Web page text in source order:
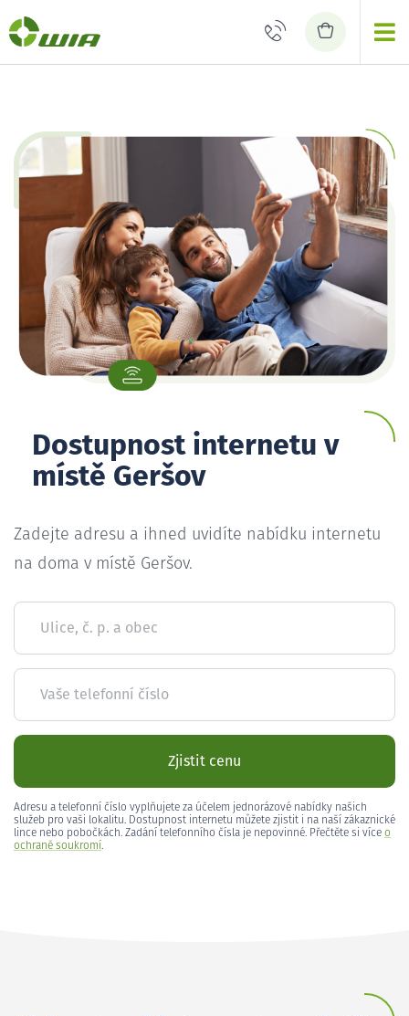
Dostupnost internetu v
místě Geršov
Zadejte adresu a ihned uvidíte nabídku internetu
na doma v místě Geršov.
Ulice, č. p. a obec
Vaše telefonní číslo
Zjistit cenu
Adresu a telefonní číslo vyplňujete za účelem jednorázové nabídky našich
služeb pro vaši lokalitu. Dostupnost internetu můžete zjistit i na naší zákaznické
lince nebo pobočkách. Zadání telefonního čísla je nepovinné. Přečtěte si více o
ochraně soukromí.